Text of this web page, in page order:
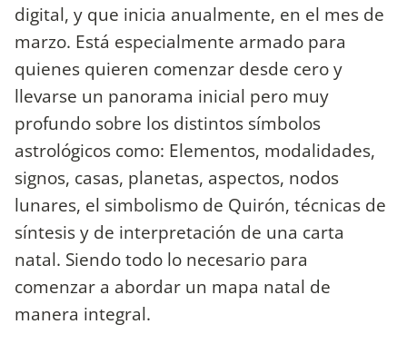
digital, y que inicia anualmente, en el mes de
marzo. Está especialmente armado para
quienes quieren comenzar desde cero y
llevarse un panorama inicial pero muy
profundo sobre los distintos símbolos
astrológicos como: Elementos, modalidades,
signos, casas, planetas, aspectos, nodos
lunares, el simbolismo de Quirón, técnicas de
síntesis y de interpretación de una carta
natal. Siendo todo lo necesario para
comenzar a abordar un mapa natal de
manera integral.